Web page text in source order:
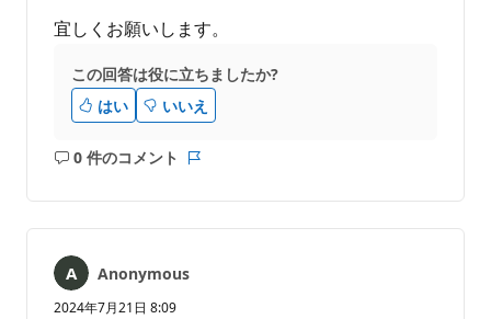
宜しくお願いします。
この回答は役に立ちましたか?
はい
いいえ
0 件のコメント
コ
ト
あ
り
レ
ト
Anonymous
2024年7月21日 8:09